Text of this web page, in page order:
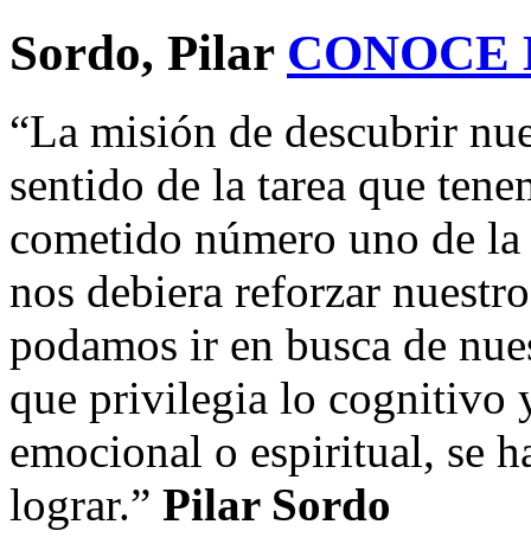
Sordo, Pilar CONOCE
“La misión de descubrir
sentido de la tarea que
cometido número uno de
nos debiera reforzar
podamos ir en busca de
que privilegia lo cognitivo
emocional o espiritual, se
lograr.” Pilar Sordo